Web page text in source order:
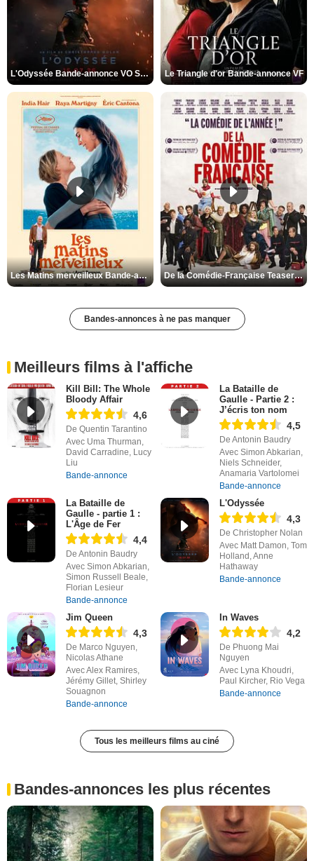
L'Odyssée Bande-annonce VO STFR Le Triangle d'or Bande-annonce VF
Les Matins merveilleux Bande-annonce VF De la Comédie-Française Teaser VF
Bandes-annonces à ne pas manquer
Meilleurs films à l'affiche
Kill Bill: The Whole
Bloody Affair
4,6
De Quentin Tarantino
Avec Uma Thurman,
David Carradine, Lucy
Liu
Bande-annonce
La Bataille de
Gaulle - Partie 2 :
J’écris ton nom
4,5
De Antonin Baudry
Avec Simon Abkarian,
Niels Schneider,
Anamaria Vartolomei
Bande-annonce
La Bataille de
Gaulle - partie 1 :
L'Âge de Fer
4,4
De Antonin Baudry
Avec Simon Abkarian,
Simon Russell Beale,
Florian Lesieur
Bande-annonce
L'Odyssée
4,3
De Christopher Nolan
Avec Matt Damon, Tom
Holland, Anne
Hathaway
Bande-annonce
Jim Queen
4,3
De Marco Nguyen,
Nicolas Athane
Avec Alex Ramires,
Jérémy Gillet, Shirley
Souagnon
Bande-annonce
In Waves
4,2
De Phuong Mai
Nguyen
Avec Lyna Khoudri,
Paul Kircher, Rio Vega
Bande-annonce
Tous les meilleurs films au ciné
Bandes-annonces les plus récentes